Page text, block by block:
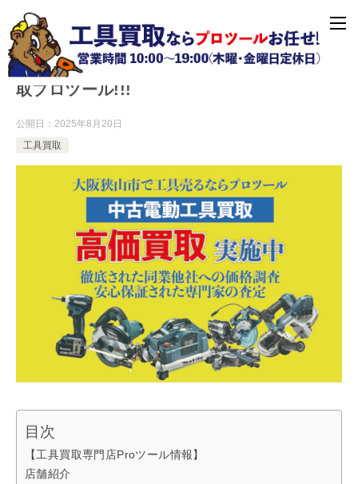
大阪狭山市で電動工具を高く売るなら工具買
取プロツール!!!
公開日： 2025年8月20日
工具買取
目次
【工具買取専門店Proツール情報】
店舗紹介